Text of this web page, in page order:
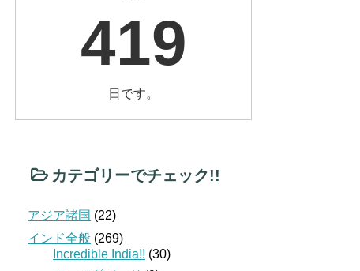
419
日です。
カテゴリーでチェック!!
アジア諸国 (22)
インド全般 (269)
Incredible India!! (30)